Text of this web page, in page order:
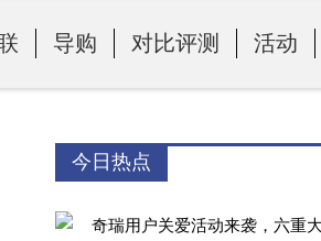
导购 对比评测 活动
今日热点